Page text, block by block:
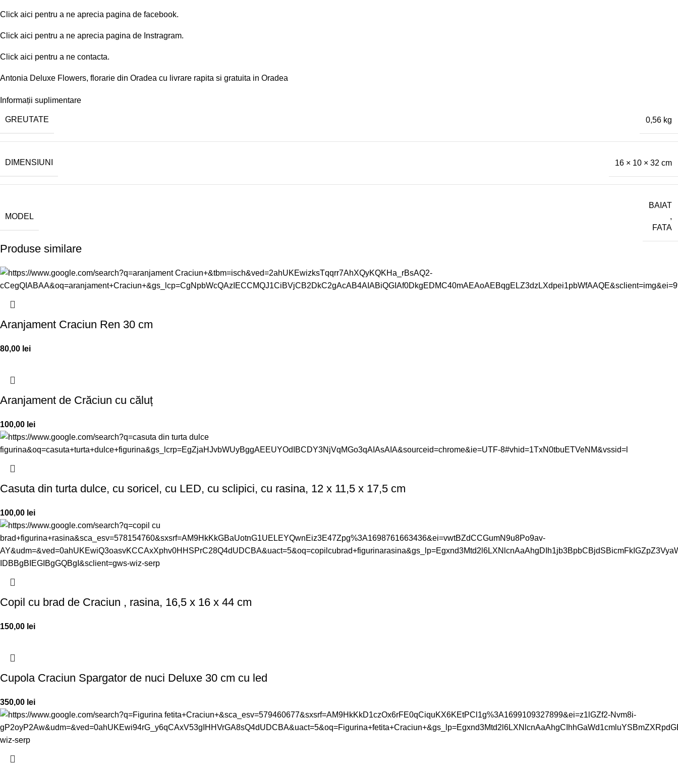
Click aici pentru a ne aprecia pagina de facebook.
Click aici pentru a ne aprecia pagina de Instragram.
Click aici pentru a ne contacta.
Antonia Deluxe Flowers, florarie din Oradea cu livrare rapita si gratuita in Oradea
Informații suplimentare
GREUTATE 0,56 kg
DIMENSIUNI 16 × 10 × 32 cm
MODEL
BAIAT
,
FATA
Produse similare
Aranjament Craciun Ren 30 cm
80,00 lei
Aranjament de Crăciun cu căluț
100,00 lei
Casuta din turta dulce, cu soricel, cu LED, cu sclipici, cu rasina, 12 x 11,5 x 17,5 cm
100,00 lei
Copil cu brad de Craciun , rasina, 16,5 x 16 x 44 cm
150,00 lei
Cupola Craciun Spargator de nuci Deluxe 30 cm cu led
350,00 lei